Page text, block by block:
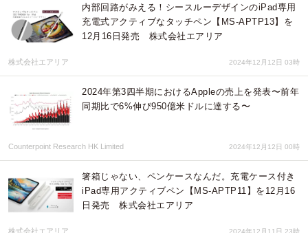
内部回路がみえる！シースルーデザインのiPad専用
充電式アクティブなタッチペン【MS-APTP13】を
12月16日発売 株式会社エアリア
株式会社エアリア 2024年12月12日 03時
2024年第3四半期におけるAppleの売上を発表〜前年
同期比で6%伸び950億米ドルに達する〜
Counterpoint Research HK Limited 2024年12月12日 00時
箸箱じゃない、ペンケースなんだ。充電ケース付き
iPad専用アクティブペン【MS-APTP11】を12月16
日発売 株式会社エアリア
株式会社エアリア 2024年12月11日 23時